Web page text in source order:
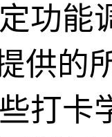
功能
供的
打卡